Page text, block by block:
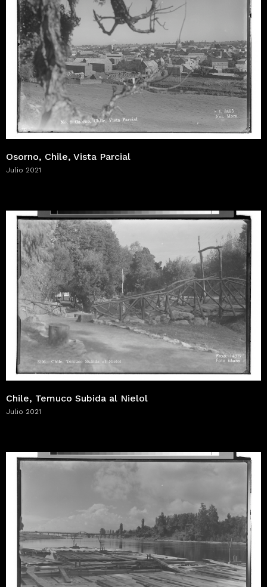
Osorno, Chile, Vista Parcial
Julio 2021
Chile, Temuco Subida al Nielol
Julio 2021